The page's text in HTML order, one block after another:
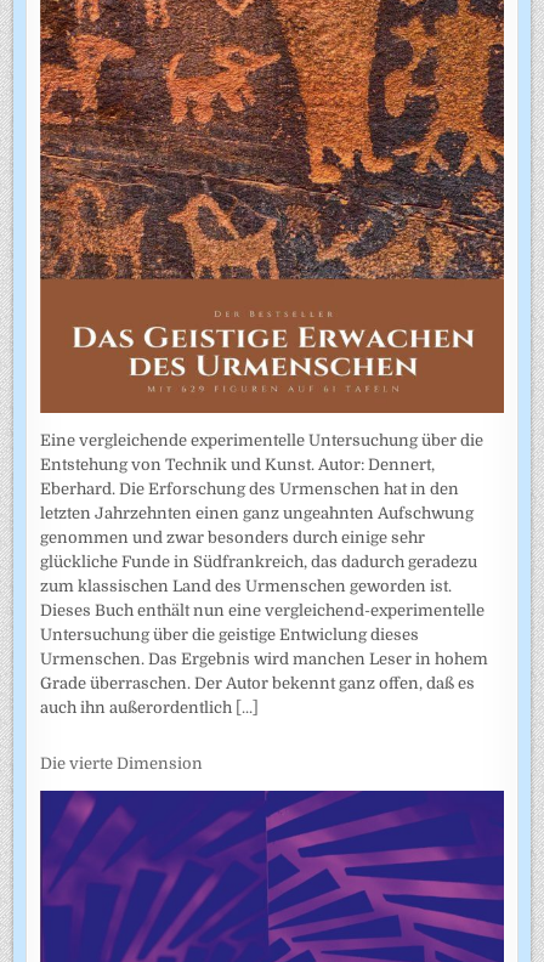
Eine vergleichende experimentelle Untersuchung über die
Entstehung von Technik und Kunst. Autor: Dennert,
Eberhard. Die Erforschung des Urmenschen hat in den
letzten Jahrzehnten einen ganz ungeahnten Aufschwung
genommen und zwar besonders durch einige sehr
glückliche Funde in Südfrankreich, das dadurch geradezu
zum klassischen Land des Urmenschen geworden ist.
Dieses Buch enthält nun eine vergleichend-experimentelle
Untersuchung über die geistige Entwiclung dieses
Urmenschen. Das Ergebnis wird manchen Leser in hohem
Grade überraschen. Der Autor bekennt ganz offen, daß es
auch ihn außerordentlich [...]
Die vierte Dimension